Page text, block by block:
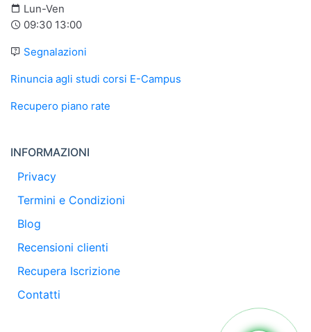
Lun-Ven
09:30 13:00
Segnalazioni
Rinuncia agli studi corsi E-Campus
Recupero piano rate
INFORMAZIONI
Privacy
Termini e Condizioni
Blog
Recensioni clienti
Recupera Iscrizione
Contatti